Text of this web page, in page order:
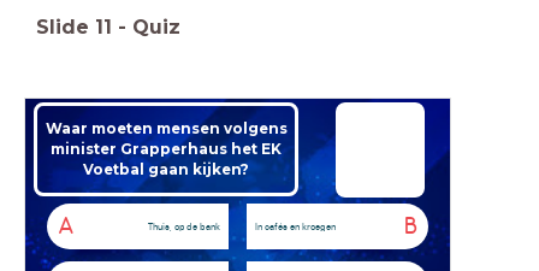
Slide 11 - Quiz
Waar moeten mensen volgens
minister Grapperhaus het EK
Voetbal gaan kijken?
A Thuis, op de bank B
In cafés en kroegen